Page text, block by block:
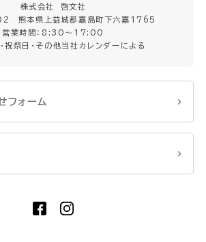
株式会社 啓文社
熊本県上益城郡嘉島町下六嘉1765
営業時間：8:30〜17:00
祝祭日・その他当社カレンダーによる
フォーム